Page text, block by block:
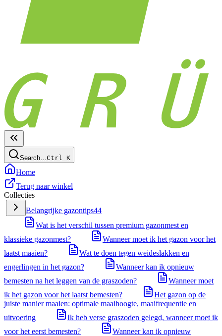
Search…Ctrl K
Home
Terug naar winkel
Collecties
Belangrijke gazontips44
Wat is het verschil tussen premium gazonmest en
klassieke gazonmest?
Wanneer moet ik het gazon voor het
laatst maaien?
Wat te doen tegen weideslakken en
engerlingen in het gazon?
Wanneer kan ik opnieuw
bemesten na het leggen van de graszoden?
Wanneer moet
ik het gazon voor het laatst bemesten?
Het gazon op de
juiste manier maaien: optimale maaihoogte, maaifrequentie en
uitvoering
Ik heb verse graszoden gelegd, wanneer moet ik
voor het eerst bemesten?
Wanneer kan ik opnieuw